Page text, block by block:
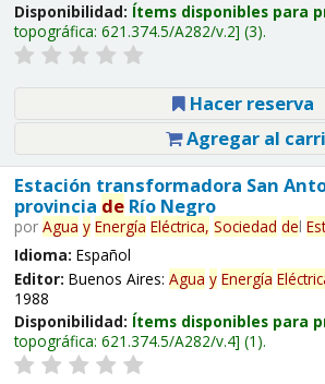
Disponibilidad: Ítems disponibles para
topográfica: 621.374.5/A282/v.2 (3).
Hacer reserva
Agregar al
Estación transformadora San
provincia deRío Negro
por Agua y Energía Eléctrica, Sociedad del
Idioma: Español
Editor: Buenos Aires: Agua y Energía
1988
Disponibilidad: Ítems disponibles para
topográfica: 621.374.5/A282/v.4 (1).